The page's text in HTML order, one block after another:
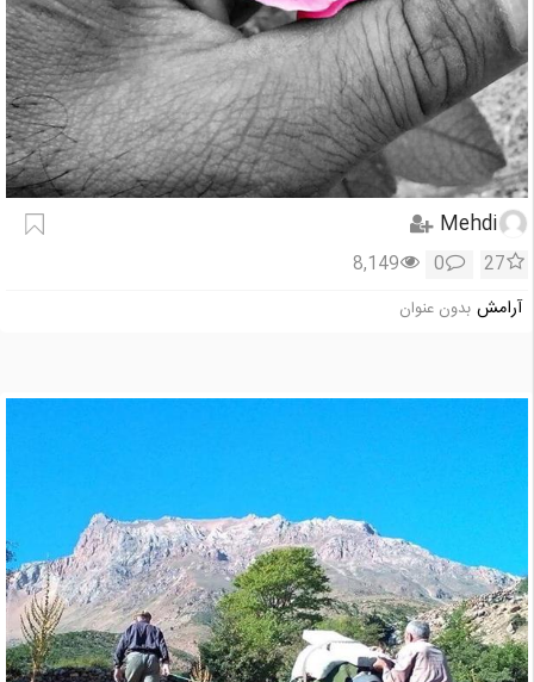
Mehdi
27
0
8,149
آرامش بدون عنوان